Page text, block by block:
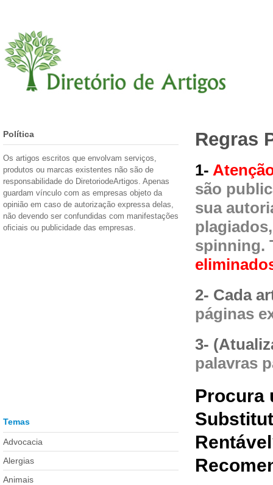
Regras
1-
são
sua
spinning.
2- Cada
páginas
3-
palavras
Procura
Política
Os artigos escritos que envolvam serviços,
produtos ou marcas existentes não são de
responsabilidade do DiretoriodeArtigos. Apenas
guardam vínculo com as empresas objeto da
opinião em caso de autorização expressa delas,
não devendo ser confundidas com manifestações
oficiais ou publicidade das empresas.
Temas
Advocacia
Alergias
Animais